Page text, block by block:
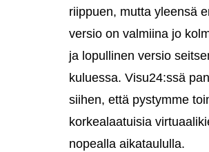
riippuen, mutta yleensä
versio on valmiina jo
ja lopullinen versio
kuluessa. Visu24:ssä
siihen, että pystymme
korkealaatuisia
nopealla aikataululla.